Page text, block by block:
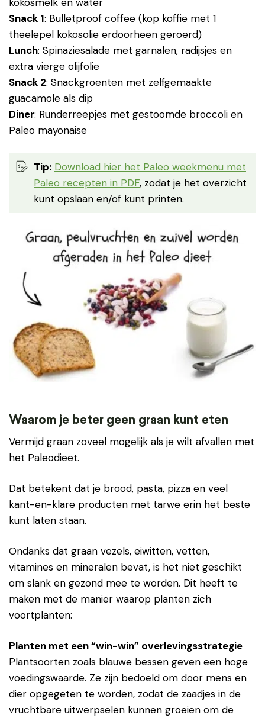
kokosmelk en water
Snack 1: Bulletproof coffee (kop koffie met 1
theelepel kokosolie erdoorheen geroerd)
Lunch: Spinaziesalade met garnalen, radijsjes en
extra vierge olijfolie
Snack 2: Snackgroenten met zelfgemaakte
guacamole als dip
Diner: Runderreepjes met gestoomde broccoli en
Paleo mayonaise
Tip: Download hier het Paleo weekmenu met
Paleo recepten in PDF, zodat je het overzicht
kunt opslaan en/of kunt printen.
Waarom je beter geen graan kunt eten
Vermijd graan zoveel mogelijk als je wilt afvallen met
het Paleodieet.
Dat betekent dat je brood, pasta, pizza en veel
kant-en-klare producten met tarwe erin het beste
kunt laten staan.
Ondanks dat graan vezels, eiwitten, vetten,
vitamines en mineralen bevat, is het niet geschikt
om slank en gezond mee te worden. Dit heeft te
maken met de manier waarop planten zich
voortplanten:
Planten met een “win-win” overlevingsstrategie
Plantsoorten zoals blauwe bessen geven een hoge
voedingswaarde. Ze zijn bedoeld om door mens en
dier opgegeten te worden, zodat de zaadjes in de
vruchtbare uitwerpselen kunnen groeien om de